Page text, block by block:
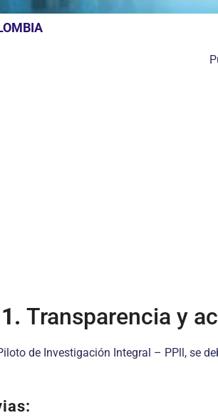
Transparencia y
de Investigación Integral – PPll, se